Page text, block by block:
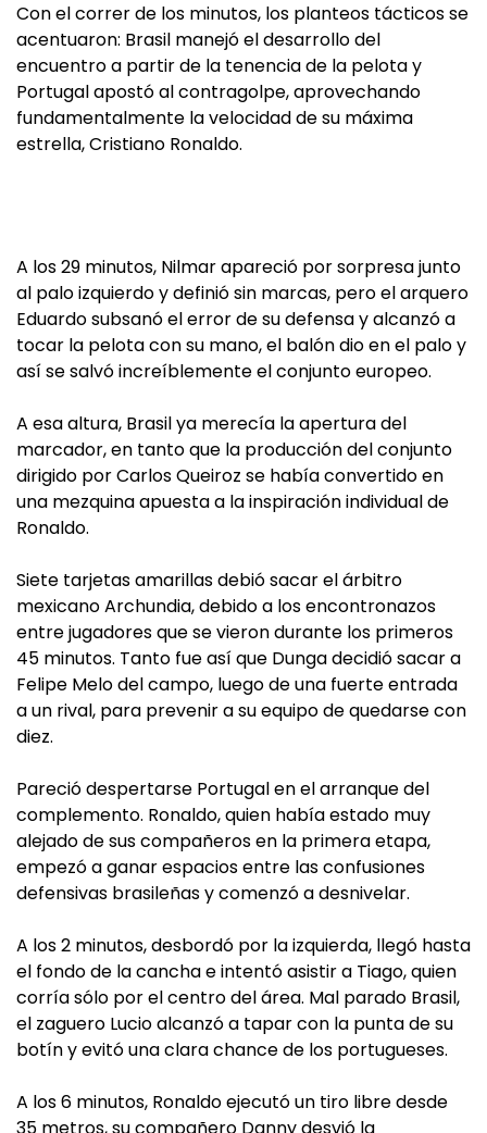
Con el correr de los minutos, los planteos tácticos se
acentuaron: Brasil manejó el desarrollo del
encuentro a partir de la tenencia de la pelota y
Portugal apostó al contragolpe, aprovechando
fundamentalmente la velocidad de su máxima
estrella, Cristiano Ronaldo.
A los 29 minutos, Nilmar apareció por sorpresa junto
al palo izquierdo y definió sin marcas, pero el arquero
Eduardo subsanó el error de su defensa y alcanzó a
tocar la pelota con su mano, el balón dio en el palo y
así se salvó increíblemente el conjunto europeo.
A esa altura, Brasil ya merecía la apertura del
marcador, en tanto que la producción del conjunto
dirigido por Carlos Queiroz se había convertido en
una mezquina apuesta a la inspiración individual de
Ronaldo.
Siete tarjetas amarillas debió sacar el árbitro
mexicano Archundia, debido a los encontronazos
entre jugadores que se vieron durante los primeros
45 minutos. Tanto fue así que Dunga decidió sacar a
Felipe Melo del campo, luego de una fuerte entrada
a un rival, para prevenir a su equipo de quedarse con
diez.
Pareció despertarse Portugal en el arranque del
complemento. Ronaldo, quien había estado muy
alejado de sus compañeros en la primera etapa,
empezó a ganar espacios entre las confusiones
defensivas brasileñas y comenzó a desnivelar.
A los 2 minutos, desbordó por la izquierda, llegó hasta
el fondo de la cancha e intentó asistir a Tiago, quien
corría sólo por el centro del área. Mal parado Brasil,
el zaguero Lucio alcanzó a tapar con la punta de su
botín y evitó una clara chance de los portugueses.
A los 6 minutos, Ronaldo ejecutó un tiro libre desde